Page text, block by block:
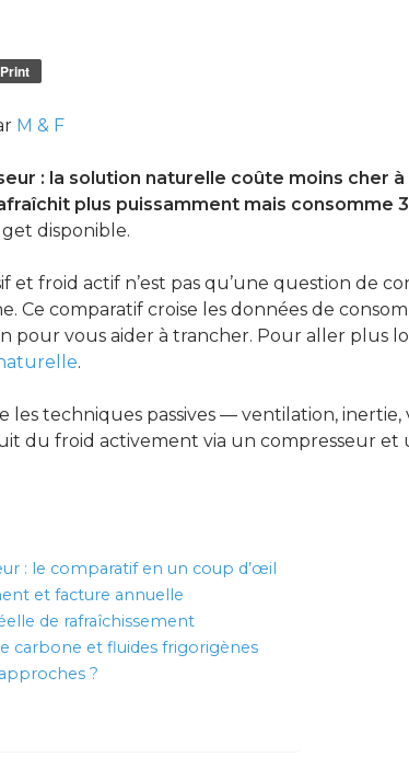
Print
M & F
: la solution naturelle coûte moins cher à
plus puissamment mais consomme
disponible.
et froid actif n’est pas qu’une question de
Ce comparatif croise les données de
pour vous aider à trancher. Pour aller plus
.
techniques passives — ventilation,
du froid activement via un compresseur et
: le comparatif en un coup d’œil
et facture annuelle
de rafraîchissement
carbone et fluides frigorigènes
?